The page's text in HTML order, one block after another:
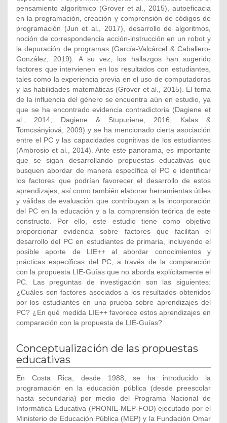
pensamiento algorítmico (Grover et al., 2015), autoeficacia
en la programación, creación y comprensión de códigos de
programación (Jun et al., 2017), desarrollo de algoritmos,
noción de correspondencia acción-instrucción en un robot y
la depuración de programas (García-Valcárcel & Caballero-
González, 2019). A su vez, los hallazgos han sugerido
factores que intervienen en los resultados con estudiantes,
tales como la experiencia previa en el uso de computadoras
y las habilidades matemáticas (Grover et al., 2015). El tema
de la influencia del género se encuentra aún en estudio, ya
que se ha encontrado evidencia contradictoria (Dagiene et
al., 2014; Dagiene & Stupuriene, 2016; Kalas &
Tomcsányiová, 2009) y se ha mencionado cierta asociación
entre el PC y las capacidades cognitivas de los estudiantes
(Ambrosio et al., 2014). Ante este panorama, es importante
que se sigan desarrollando propuestas educativas que
busquen abordar de manera específica el PC e identificar
los factores que podrían favorecer el desarrollo de estos
aprendizajes, así como también elaborar herramientas útiles
y válidas de evaluación que contribuyan a la incorporación
del PC en la educación y a la comprensión teórica de este
constructo. Por ello, este estudio tiene como objetivo
proporcionar evidencia sobre factores que facilitan el
desarrollo del PC en estudiantes de primaria, incluyendo el
posible aporte de LIE++ al abordar conocimientos y
prácticas específicas del PC, a través de la comparación
con la propuesta LIE-Guías que no aborda explícitamente el
PC. Las preguntas de investigación son las siguientes:
¿Cuáles son factores asociados a los resultados obtenidos
por los estudiantes en una prueba sobre aprendizajes del
PC? ¿En qué medida LIE++ favorece estos aprendizajes en
comparación con la propuesta de LIE-Guías?
Conceptualización de las propuestas
educativas
En Costa Rica, desde 1988, se ha introducido la
programación en la educación pública (desde preescolar
hasta secundaria) por medio del Programa Nacional de
Informática Educativa (PRONIE-MEP-FOD) ejecutado por el
Ministerio de Educación Pública (MEP) y la Fundación Omar